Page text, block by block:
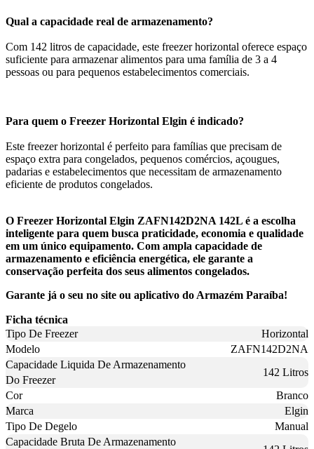
Qual a capacidade real de armazenamento?
Com 142 litros de capacidade, este freezer horizontal oferece espaço
suficiente para armazenar alimentos para uma família de 3 a 4
pessoas ou para pequenos estabelecimentos comerciais.
Para quem o Freezer Horizontal Elgin é indicado?
Este freezer horizontal é perfeito para famílias que precisam de
espaço extra para congelados, pequenos comércios, açougues,
padarias e estabelecimentos que necessitam de armazenamento
eficiente de produtos congelados.
O Freezer Horizontal Elgin ZAFN142D2NA 142L é a escolha
inteligente para quem busca praticidade, economia e qualidade
em um único equipamento. Com ampla capacidade de
armazenamento e eficiência energética, ele garante a
conservação perfeita dos seus alimentos congelados.
Garante já o seu no site ou aplicativo do Armazém Paraíba!
Ficha técnica
Tipo De Freezer
Horizontal
Modelo
ZAFN142D2NA
Capacidade Liquida De Armazenamento
Do Freezer
142 Litros
Cor
Branco
Marca
Elgin
Tipo De Degelo
Manual
Capacidade Bruta De Armazenamento